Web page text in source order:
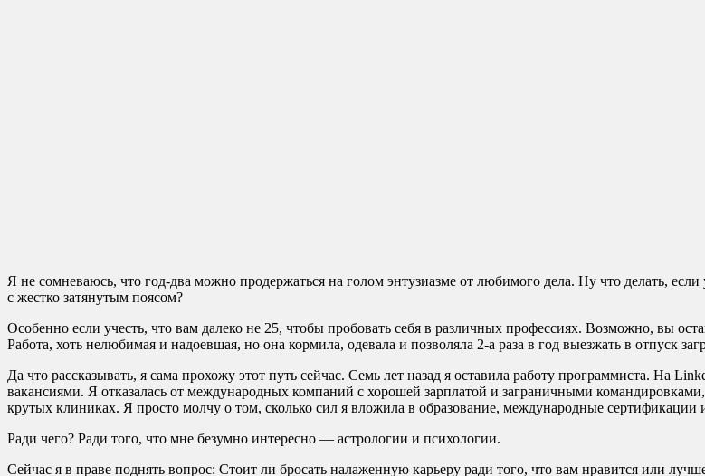
Я не сомневаюсь, что год-два можно продержаться на голом энтузиазме от любимого дела. Ну что делать,
с жестко затянутым поясом?
Особенно если учесть, что вам далеко не 25, чтобы пробовать себя в различных профессиях. Возможно, вы
Работа, хоть нелюбимая и надоевшая, но она кормила, одевала и позволяла 2-а раза в год выезжать в отпуск
Да что рассказывать, я сама прохожу этот путь сейчас. Семь лет назад я оставила работу программиста. На
вакансиями. Я отказалась от международных компаний с хорошей зарплатой и заграничными
крутых клиниках. Я просто молчу о том, сколько сил я вложила в образование, международные сертификации
Ради чего? Ради того, что мне безумно интересно — астрологии и психологии.
Сейчас я в праве поднять вопрос: Стоит ли бросать налаженную карьеру ради того, что вам нравится или